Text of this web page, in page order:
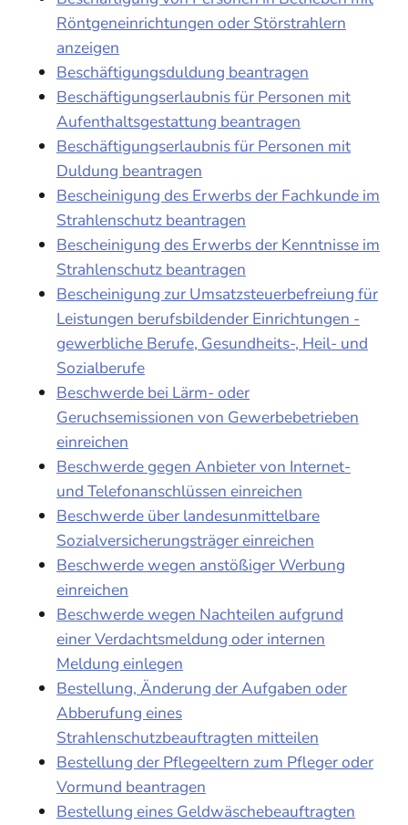
Röntgeneinrichtungen oder Störstrahlern
anzeigen
Beschäftigungsduldung beantragen
Beschäftigungserlaubnis für Personen mit
Aufenthaltsgestattung beantragen
Beschäftigungserlaubnis für Personen mit
Duldung beantragen
Bescheinigung des Erwerbs der Fachkunde im
Strahlenschutz beantragen
Bescheinigung des Erwerbs der Kenntnisse im
Strahlenschutz beantragen
Bescheinigung zur Umsatzsteuerbefreiung für
Leistungen berufsbildender Einrichtungen -
gewerbliche Berufe, Gesundheits-, Heil- und
Sozialberufe
Beschwerde bei Lärm- oder
Geruchsemissionen von Gewerbebetrieben
einreichen
Beschwerde gegen Anbieter von Internet-
und Telefonanschlüssen einreichen
Beschwerde über landesunmittelbare
Sozialversicherungsträger einreichen
Beschwerde wegen anstößiger Werbung
einreichen
Beschwerde wegen Nachteilen aufgrund
einer Verdachtsmeldung oder internen
Meldung einlegen
Bestellung, Änderung der Aufgaben oder
Abberufung eines
Strahlenschutzbeauftragten mitteilen
Bestellung der Pflegeeltern zum Pfleger oder
Vormund beantragen
Bestellung eines Geldwäschebeauftragten